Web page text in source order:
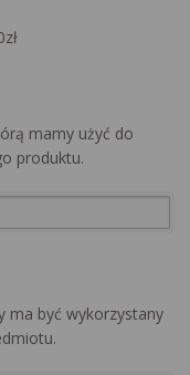
zł
mamy użyć do
produktu.
ma być wykorzystany